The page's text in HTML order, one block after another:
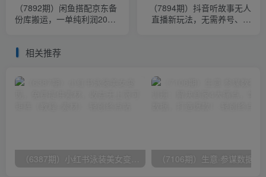
（7892期）闲鱼搭配京东备
份库搬运，一单纯利润200-
（7894期）抖音听故事无人
直播新玩法，无需养号、适
相关推荐
（6387期）小红书泳装美女变现，免费提供素材，收益无上限可矩阵（教程+素材）